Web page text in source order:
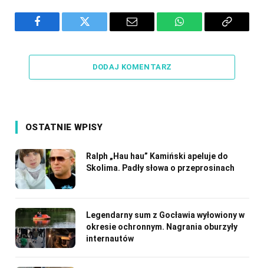
Facebook Twitter Email WhatsAppCopy
DODAJ KOMENTARZ
OSTATNIE WPISY
Ralph „Hau hau” Kamiński apeluje do
Skolima. Padły słowa o przeprosinach
Legendarny sum z Gocławia wyłowiony w
okresie ochronnym. Nagrania oburzyły
internautów